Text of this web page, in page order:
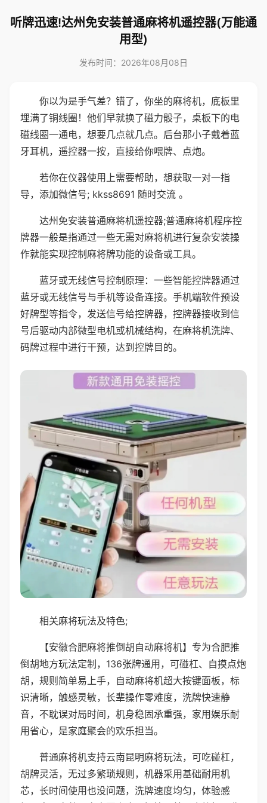
听牌迅速!达州免安装普通麻将机遥控器(万能通
用型)
发布时间：2026年08月08日
你以为是手气差？错了，你坐的麻将机，底板里
埋满了铜线圈！他们早就换了磁力骰子，桌板下的电
磁线圈一通电，想要几点就几点。后台那小子戴着蓝
牙耳机，遥控器一按，直接给你喂牌、点炮。
若你在仪器使用上需要帮助，想获取一对一指
导，添加微信号; kkss8691 随时交流 。
达州免安装普通麻将机遥控器;普通麻将机程序控
牌器一般是指通过一些无需对麻将机进行复杂安装操
作就能实现控制麻将牌功能的设备或工具。
蓝牙或无线信号控制原理：一些智能控牌器通过
蓝牙或无线信号与手机等设备连接。手机端软件预设
好牌型等指令，发送信号给控牌器，控牌器接收到信
号后驱动内部微型电机或机械结构，在麻将机洗牌、
码牌过程中进行干预，达到控牌目的。
相关麻将玩法及特色;
【安徽合肥麻将推倒胡自动麻将机】专为合肥推
倒胡地方玩法定制，136张牌通用，可碰杠、自摸点炮
胡，规则简单易上手，自动麻将机超大按键面板，标
识清晰，触感灵敏，长辈操作零难度，洗牌快速静
音，不耽误对局时间，机身稳固承重强，家用娱乐耐
用省心，是家庭聚会的欢乐担当。
普通麻将机支持云南昆明麻将玩法，可吃碰杠，
胡牌灵活，无过多繁琐规则，机器采用基础耐用机
芯，长时间使用也没问题，洗牌速度均匀，体验感